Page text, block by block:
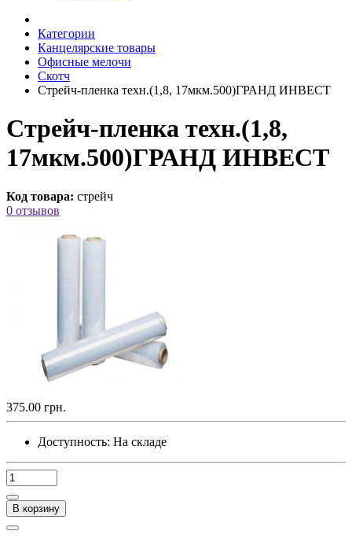
Категории
Канцелярские товары
Офисные мелочи
Скотч
Стрейч-пленка техн.(1,8, 17мкм.500)ГРАНД ИНВЕСТ
Стрейч-пленка техн.(1,8,
17мкм.500)ГРАНД ИНВЕСТ
Код товара: стрейч
0 отзывов
375.00 грн.
Доступность: На складе
В корзину